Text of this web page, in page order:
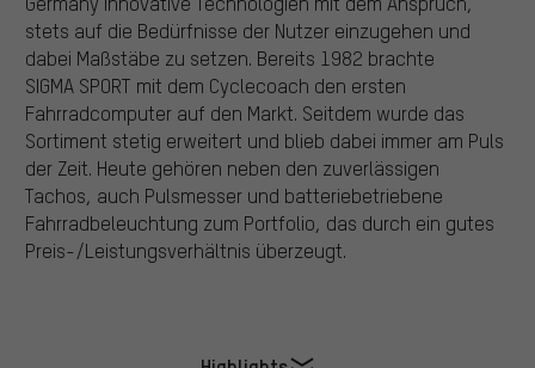
stets auf die Bedürfnisse der Nutzer einzugehen und
dabei Maßstäbe zu setzen. Bereits 1982 brachte
SIGMA SPORT mit dem Cyclecoach den ersten
Fahrradcomputer auf den Markt. Seitdem wurde das
Sortiment stetig erweitert und blieb dabei immer am Puls
der Zeit. Heute gehören neben den zuverlässigen
Tachos, auch Pulsmesser und batteriebetriebene
Fahrradbeleuchtung zum Portfolio, das durch ein gutes
Preis-/Leistungsverhältnis überzeugt.